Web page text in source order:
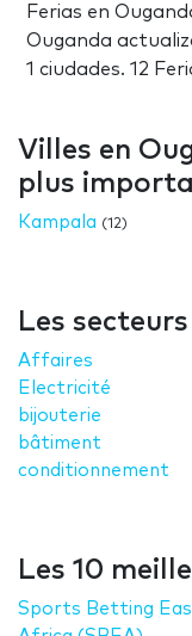
Ferias en
Ouganda
1 ciudades. 12
Villes en
plus
Kampala (12)
Les
Affaires
Electricité
bijouterie
bâtiment
conditionnement
Les 10
Sports Betting